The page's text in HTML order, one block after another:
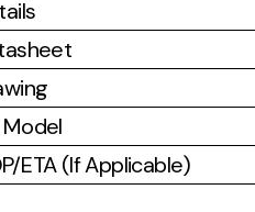
Model
ETA (If Applicable)